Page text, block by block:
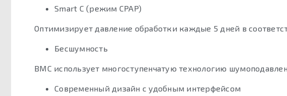
Smart C (режим CPAP)
Оптимизирует давление обработки каждые 5 дней в
Бесшумность
BMC использует многоступенчатую технологию
Современный дизайн с удобным интерфейсом